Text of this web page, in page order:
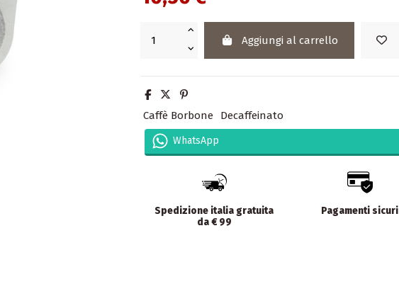
Aggiungi al carrello
Caffè Borbone Decaffeinato
WhatsApp
Spedizione italia gratuita
da € 99
Pagamenti sicuri